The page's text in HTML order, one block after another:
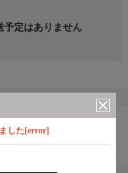
した[error]
予定はありません